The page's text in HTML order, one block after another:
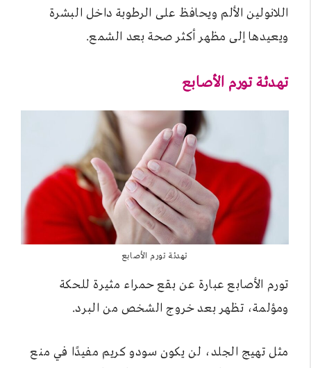
اللانولين الألم ويحافظ على الرطوبة داخل البشرة
ويعيدها إلى مظهر أكثر صحة بعد الشمع.
تهدئة تورم الأصابع
تهدئة تورم الأصابع
تورم الأصابع عبارة عن بقع حمراء مثيرة للحكة
ومؤلمة، تظهر بعد خروج الشخص من البرد.
مثل تهيج الجلد، لن يكون سودو كريم مفيدًا في منع